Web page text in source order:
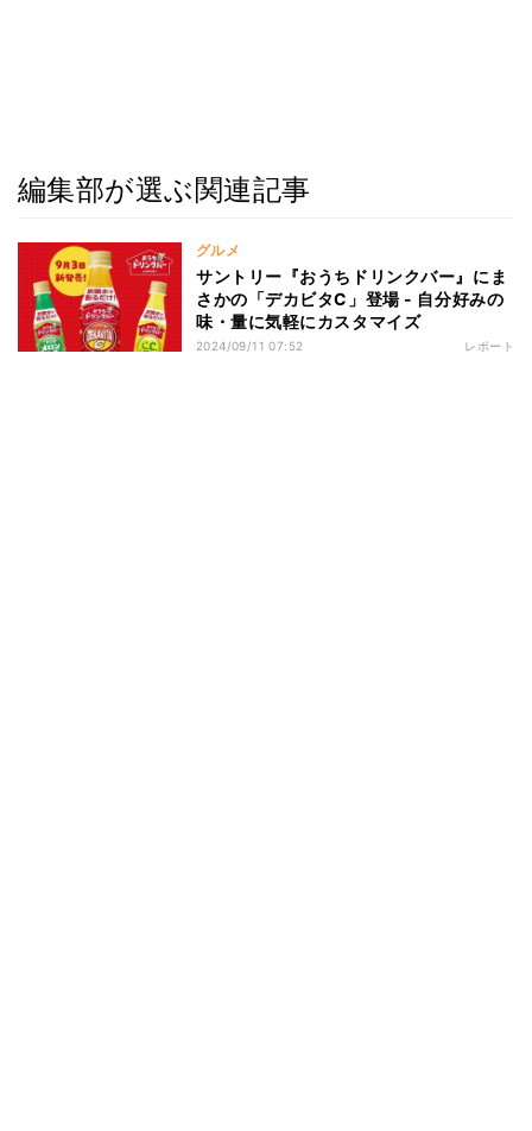
編集部が選ぶ関連記事
グルメ
サントリー『おうちドリンクバー』にま
さかの「デカビタC」登場 - 自分好みの
味・量に気軽にカスタマイズ
2024/09/11 07:52 レポート